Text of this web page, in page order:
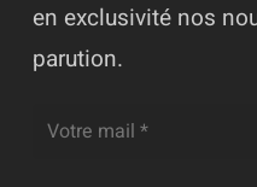
en exclusivité nos
parution.